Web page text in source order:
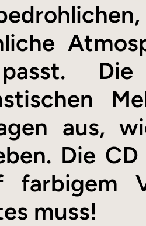
Die
aus,
Die
farbigem
muss!